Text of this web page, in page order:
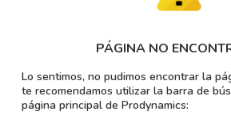
PÁGINA NO
Lo sentimos, no pudimos encontrar la
te recomendamos utilizar la barra de
página principal de Prodynamics:
5.205
6.185
7.